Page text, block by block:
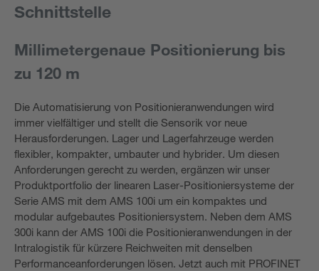
Schnittstelle
Millimetergenaue Positionierung bis
zu 120 m
Die Automatisierung von Positionieranwendungen wird
immer vielfältiger und stellt die Sensorik vor neue
Herausforderungen. Lager und Lagerfahrzeuge werden
flexibler, kompakter, umbauter und hybrider. Um diesen
Anforderungen gerecht zu werden, ergänzen wir unser
Produktportfolio der linearen Laser-Positioniersysteme der
Serie AMS mit dem AMS 100i um ein kompaktes und
modular aufgebautes Positioniersystem. Neben dem AMS
300i kann der AMS 100i die Positionieranwendungen in der
Intralogistik für kürzere Reichweiten mit denselben
Performanceanforderungen lösen. Jetzt auch mit PROFINET